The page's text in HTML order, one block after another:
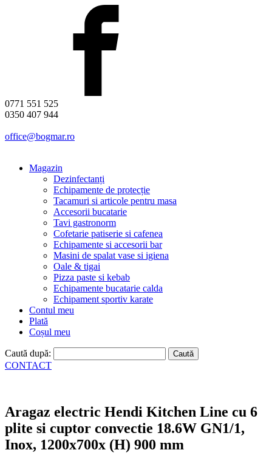
0771 551 525
0350 407 944
office@bogmar.ro
Magazin
Dezinfectanți
Echipamente de protecție
Tacamuri si articole pentru masa
Accesorii bucatarie
Tavi gastronorm
Cofetarie patiserie si cafenea
Echipamente si accesorii bar
Masini de spalat vase si igiena
Oale & tigai
Pizza paste si kebab
Echipamente bucatarie calda
Echipament sportiv karate
Contul meu
Plată
Coșul meu
Caută după:
CONTACT
Aragaz electric Hendi Kitchen Line cu 6
plite si cuptor convectie 18.6W GN1/1,
Inox, 1200x700x (H) 900 mm